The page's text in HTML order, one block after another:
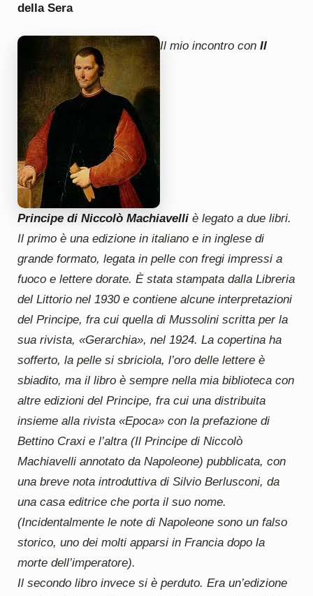
della Sera
Il mio incontro con Il
Principe di Niccolò Machiavelliè legato a due libri.
Il primo è una edizione in italiano e in inglese di
grande formato, legata in pelle con fregi impressi a
fuoco e lettere dorate. È stata stampata dalla Libreria
del Littorio nel 1930 e contiene alcune interpretazioni
del Principe, fra cui quella di Mussolini scritta per la
sua rivista, «Gerarchia», nel 1924. La copertina ha
sofferto, la pelle si sbriciola, l’oro delle lettere è
sbiadito, ma il libro è sempre nella mia biblioteca con
altre edizioni del Principe, fra cui una distribuita
insieme alla rivista «Epoca» con la prefazione di
Bettino Craxi e l’altra (Il Principe di Niccolò
Machiavelli annotato da Napoleone) pubblicata, con
una breve nota introduttiva di Silvio Berlusconi, da
una casa editrice che porta il suo nome.
(Incidentalmente le note di Napoleone sono un falso
storico, uno dei molti apparsi in Francia dopo la
morte dell’imperatore).
Il secondo libro invece si è perduto. Era un’edizione